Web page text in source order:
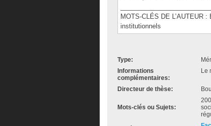
MOTS-CLÉS DE L’AUTEUR
institutionnels
Type:
Informations
complémentaires:
Le
Directeur de thèse:
Mots-clés ou Sujets: